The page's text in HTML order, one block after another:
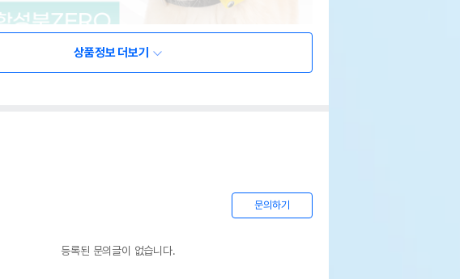
상품정보 더보기
문의하기
등록된 문의글이 없습니다.